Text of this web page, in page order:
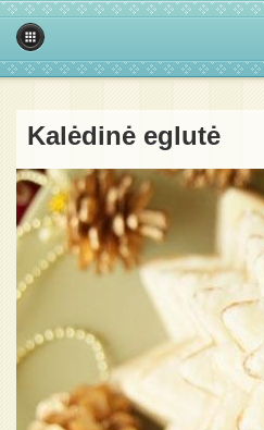
Kalėdinė eglutė